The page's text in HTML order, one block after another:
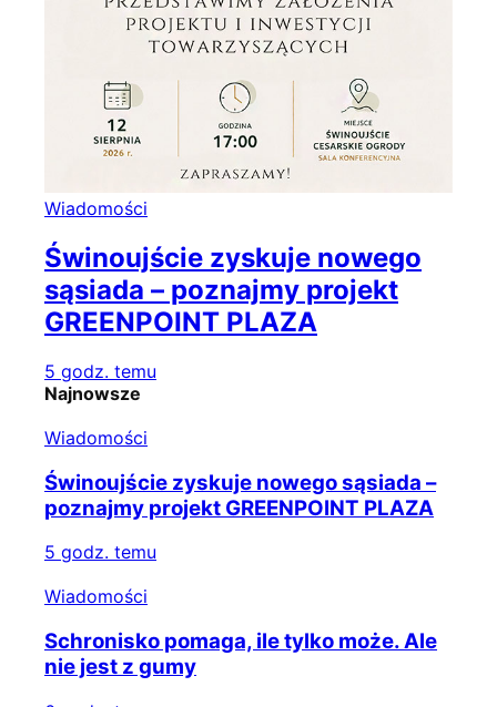
Wiadomości
Świnoujście zyskuje nowego
sąsiada – poznajmy projekt
GREENPOINT PLAZA
5 godz. temu
Najnowsze
Wiadomości
Świnoujście zyskuje nowego sąsiada –
poznajmy projekt GREENPOINT PLAZA
5 godz. temu
Wiadomości
Schronisko pomaga, ile tylko może. Ale
nie jest z gumy